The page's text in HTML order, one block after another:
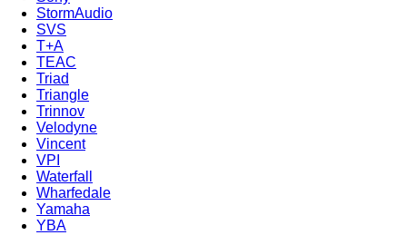
StormAudio
SVS
T+A
TEAC
Triad
Triangle
Trinnov
Velodyne
Vincent
VPI
Waterfall
Wharfedale
Yamaha
YBA